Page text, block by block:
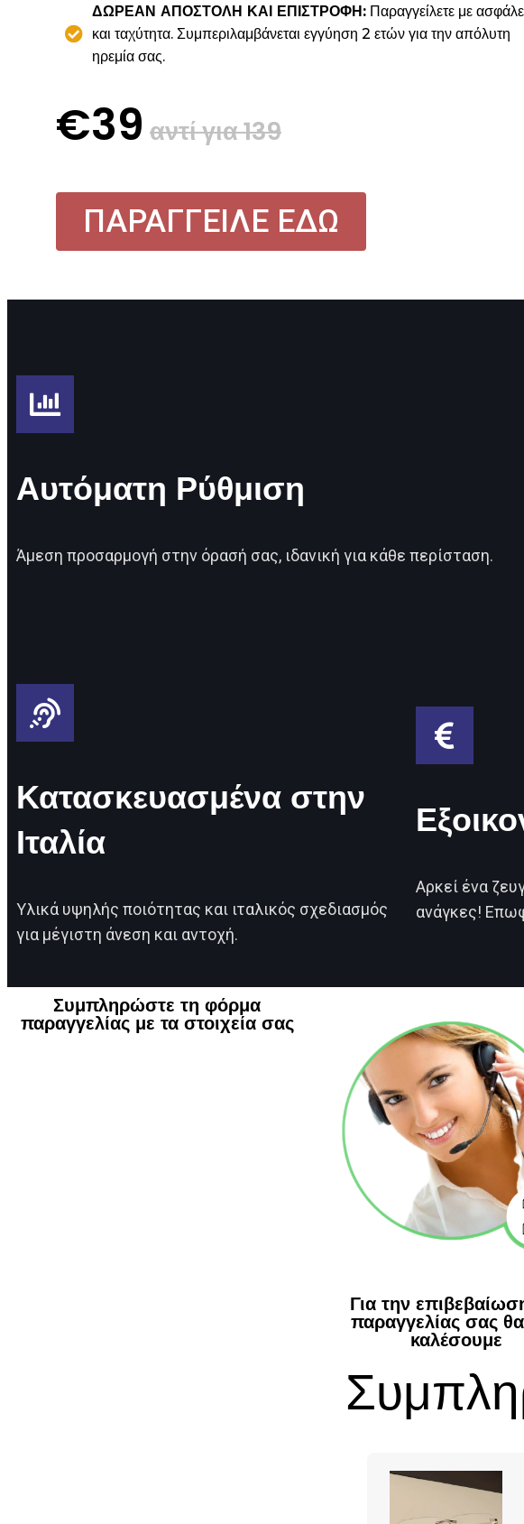
ΔΩΡΕΑΝ ΑΠΟΣΤΟΛΗ ΚΑΙ ΕΠΙΣΤΡΟΦΗ: Παραγγείλετε με
και ταχύτητα. Συμπεριλαμβάνεται εγγύηση 2 ετών για την απόλυτη
ηρεμία σας.
€39 αντί για 139
ΠΑΡΑΓΓΕΙΛΕ ΕΔΩ
Αυτόματη Ρύθμιση
Άμεση προσαρμογή στην όρασή σας, ιδανική για κάθε περίσταση.
Κατασκευασμένα στην
Ιταλία
Υλικά υψηλής ποιότητας και ιταλικός σχεδιασμός
για μέγιστη άνεση και αντοχή.
Αρκεί ένα
ανάγκες!
Συμπληρώστε τη φόρμα
παραγγελίας με τα στοιχεία σας
Για την
παραγγελίας σας
καλέσουμε